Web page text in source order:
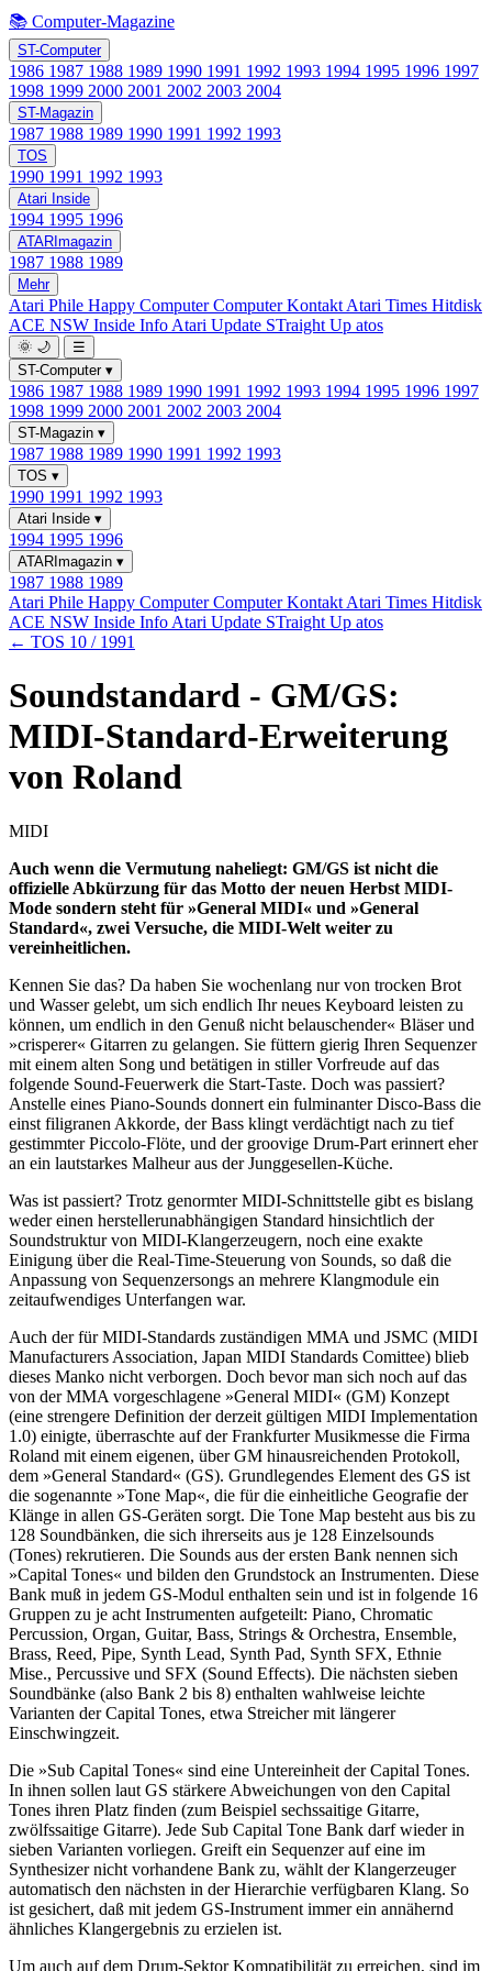
📚 Computer-Magazine
ST-Computer
1986 1987 1988 1989 1990 1991 1992 1993 1994 1995 1996 1997
1998 1999 2000 2001 2002 2003 2004
ST-Magazin
1987 1988 1989 1990 1991 1992 1993
TOS
1990 1991 1992 1993
Atari Inside
1994 1995 1996
ATARImagazin
1987 1988 1989
Mehr
Atari Phile Happy ComputerComputer Kontakt Atari Times Hitdisk
ACE NSW Inside Info Atari Update STraight Up atos
🌞 🌙
☰
ST-Computer ▾
1986 1987 1988 1989 1990 1991 1992 1993 1994 1995 1996 1997
1998 1999 2000 2001 2002 2003 2004
ST-Magazin ▾
1987 1988 1989 1990 1991 1992 1993
TOS ▾
1990 1991 1992 1993
Atari Inside ▾
1994 1995 1996
ATARImagazin ▾
1987 1988 1989
Atari Phile Happy ComputerComputer Kontakt Atari Times Hitdisk
ACE NSW Inside Info Atari Update STraight Up atos
← TOS 10 / 1991
Soundstandard - GM/GS:
MIDI-Standard-Erweiterung
von Roland
MIDI
Auch wenn die Vermutung naheliegt: GM/GS ist nicht die
offizielle Abkürzung für das Motto der neuen Herbst MIDI-
Mode sondern steht für »General MIDI« und »General
Standard«, zwei Versuche, die MIDI-Welt weiter zu
vereinheitlichen.
Kennen Sie das? Da haben Sie wochenlang nur von trocken Brot
und Wasser gelebt, um sich endlich Ihr neues Keyboard leisten zu
können, um endlich in den Genuß nicht belauschender« Bläser und
»crisperer« Gitarren zu gelangen. Sie füttern gierig Ihren Sequenzer
mit einem alten Song und betätigen in stiller Vorfreude auf das
folgende Sound-Feuerwerk die Start-Taste. Doch was passiert?
Anstelle eines Piano-Sounds donnert ein fulminanter Disco-Bass die
einst filigranen Akkorde, der Bass klingt verdächtigt nach zu tief
gestimmter Piccolo-Flöte, und der groovige Drum-Part erinnert eher
an ein lautstarkes Malheur aus der Junggesellen-Küche.
Was ist passiert? Trotz genormter MIDI-Schnittstelle gibt es bislang
weder einen herstellerunabhängigen Standard hinsichtlich der
Soundstruktur von MIDI-Klangerzeugern, noch eine exakte
Einigung über die Real-Time-Steuerung von Sounds, so daß die
Anpassung von Sequenzersongs an mehrere Klangmodule ein
zeitaufwendiges Unterfangen war.
Auch der für MIDI-Standards zuständigen MMA und JSMC (MIDI
Manufacturers Association, Japan MIDI Standards Comittee) blieb
dieses Manko nicht verborgen. Doch bevor man sich noch auf das
von der MMA vorgeschlagene »General MIDI« (GM) Konzept
(eine strengere Definition der derzeit gültigen MIDI Implementation
1.0) einigte, überraschte auf der Frankfurter Musikmesse die Firma
Roland mit einem eigenen, über GM hinausreichenden Protokoll,
dem »General Standard« (GS). Grundlegendes Element des GS ist
die sogenannte »Tone Map«, die für die einheitliche Geografie der
Klänge in allen GS-Geräten sorgt. Die Tone Map besteht aus bis zu
128 Soundbänken, die sich ihrerseits aus je 128 Einzelsounds
(Tones) rekrutieren. Die Sounds aus der ersten Bank nennen sich
»Capital Tones« und bilden den Grundstock an Instrumenten. Diese
Bank muß in jedem GS-Modul enthalten sein und ist in folgende 16
Gruppen zu je acht Instrumenten aufgeteilt: Piano, Chromatic
Percussion, Organ, Guitar, Bass, Strings & Orchestra, Ensemble,
Brass, Reed, Pipe, Synth Lead, Synth Pad, Synth SFX, Ethnie
Mise., Percussive und SFX (Sound Effects). Die nächsten sieben
Soundbänke (also Bank 2 bis 8) enthalten wahlweise leichte
Varianten der Capital Tones, etwa Streicher mit längerer
Einschwingzeit.
Die »Sub Capital Tones« sind eine Untereinheit der Capital Tones.
In ihnen sollen laut GS stärkere Abweichungen von den Capital
Tones ihren Platz finden (zum Beispiel sechssaitige Gitarre,
zwölfssaitige Gitarre). Jede Sub Capital Tone Bank darf wieder in
sieben Varianten vorliegen. Greift ein Sequenzer auf eine im
Synthesizer nicht vorhandene Bank zu, wählt der Klangerzeuger
automatisch den nächsten in der Hierarchie verfügbaren Klang. So
ist gesichert, daß mit jedem GS-Instrument immer ein annähernd
ähnliches Klangergebnis zu erzielen ist.
Um auch auf dem Drum-Sektor Kompatibilität zu erreichen, sind im